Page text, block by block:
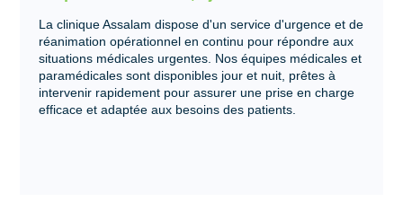
La clinique Assalam dispose d'un service d'urgence et de
réanimation opérationnel en continu pour répondre aux
situations médicales urgentes. Nos équipes médicales et
paramédicales sont disponibles jour et nuit, prêtes à
intervenir rapidement pour assurer une prise en charge
efficace et adaptée aux besoins des patients.